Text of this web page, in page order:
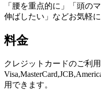
「腰を重点的に」「頭の
伸ばしたい」などお気軽
料金
クレジットカードのご利
用できます。